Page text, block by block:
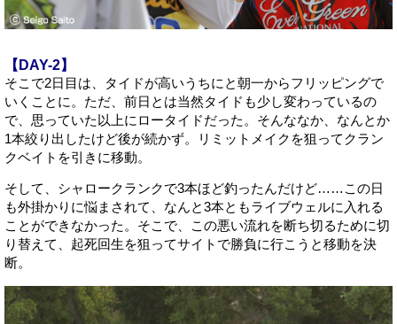
【DAY-2】
そこで2日目は、タイドが高いうちにと朝一からフリッピングで
いくことに。ただ、前日とは当然タイドも少し変わっているの
で、思っていた以上にロータイドだった。そんななか、なんとか
1本絞り出したけど後が続かず。リミットメイクを狙ってクラン
クベイトを引きに移動。
そして、シャロークランクで3本ほど釣ったんだけど……この日
も外掛かりに悩まされて、なんと3本ともライブウェルに入れる
ことができなかった。そこで、この悪い流れを断ち切るために切
り替えて、起死回生を狙ってサイトで勝負に行こうと移動を決
断。